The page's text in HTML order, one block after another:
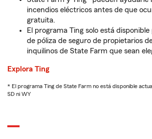
incendios eléctricos antes de que
gratuita.
El programa Ting solo está
de póliza de seguro de propietarios
inquilinos de State Farm que sean
Explora Ting
* El programa Ting de State Farm no está disponible
SD ni WY